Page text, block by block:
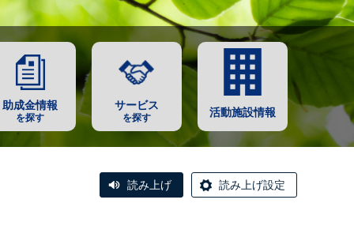
助成金情報
を探す
サービス
を探す 活動施設情報
読み上げ 読み上げ設定